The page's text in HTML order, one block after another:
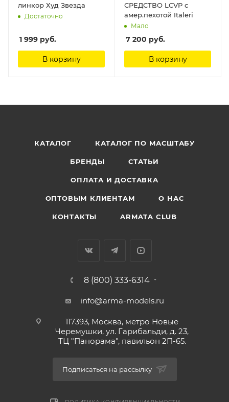
линкор Худ Звезда
Достаточно
1 999 руб.
В корзину
СРЕДСТВО LCVP с
амер.пехотой Italeri
Мало
7 200 руб.
В корзину
КАТАЛОГ КАТАЛОГ ПО МАСШТАБУ
БРЕНДЫ СТАТЬИ
ОПЛАТА И ДОСТАВКА
ОПТОВЫМ КЛИЕНТАМ О НАС
КОНТАКТЫ ARMATA CLUB
8 (800) 333-6314
info@arma-models.ru
117393, Москва, метро Новые
Черемушки, ул. Гарибальди, д. 23,
ТЦ "Панорама", павильон 2П-65.
Подписаться на рассылку